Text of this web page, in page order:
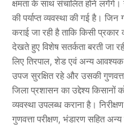
क्षमता के साथ संचालित होने लगेंगे।
की पर्याप्त व्यवस्था की गई है। जिन
कराई जा रही है ताकि किसी
देखते हुए विशेष सतर्कता बरती जा
लिए तिरपाल, शेड एवं अन्य
उपज सुरक्षित रहे और उसकी
जिला प्रशासन का उद्देश्य किसानों
व्यवस्था उपलब्ध कराना है।
गुणवत्ता परीक्षण, भंडारण सहित